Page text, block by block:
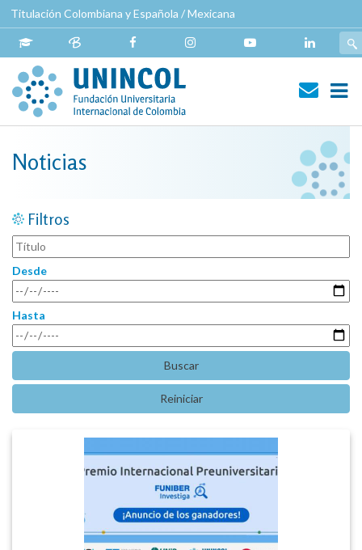
Pasar
al
contenido
principal
Titulación Colombiana y Española / Mexicana
principal
Noticias
Filtros
Desde
Hasta